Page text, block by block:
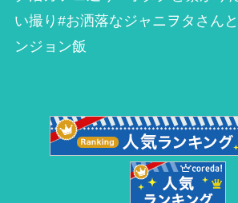
い撮り#お洒落なジャニヲタさん
ンジョン飯